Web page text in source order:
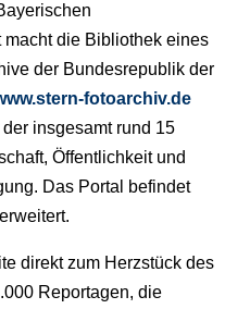
die Bibliothek eines
der Bundesrepublik der
fotoarchiv.de
insgesamt rund 15
Öffentlichkeit und
Das Portal befindet
direkt zum Herzstück des
Reportagen, die